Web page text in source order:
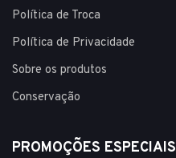
Política de Troca
Política de Privacidade
Sobre os produtos
Conservação
PROMOÇÕES ESPECIAIS